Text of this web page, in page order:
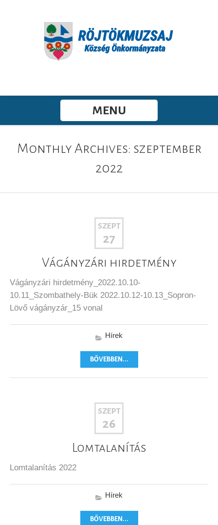
MENU
Monthly Archives: szeptember
2022
SZEPT
27
Vágányzári hirdetmény
Vágányzári hirdetmény_2022.10.10-
10.11_Szombathely-Bük 2022.10.12-10.13_Sopron-
Lövő vágányzár_15 vonal
Hírek
BŐVEBBEN...
SZEPT
26
Lomtalanítás
Lomtalanítás 2022
Hírek
BŐVEBBEN...